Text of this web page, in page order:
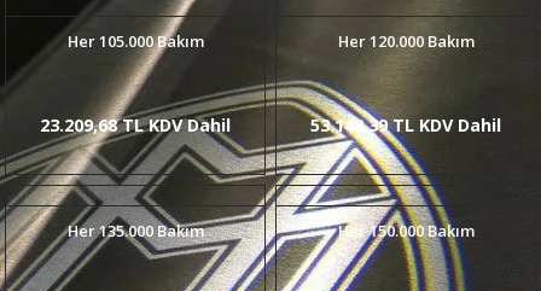
Her 105.000 Bakım
23.209,68 TL KDV Dahil
Her 120.000 Bakım
53.148,39 TL KDV Dahil
Her 135.000 Bakım Her 150.000 Bakım